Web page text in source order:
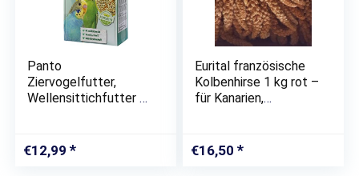
Panto
Ziervogelfutter,
Wellensittichfutter 1
€12,99
Eurital französische
Kolbenhirse 1 kg rot –
für Kanarien,
€16,50